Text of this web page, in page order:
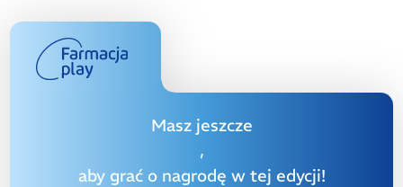
Masz jeszcze
,
aby grać o nagrodę w tej edycji!